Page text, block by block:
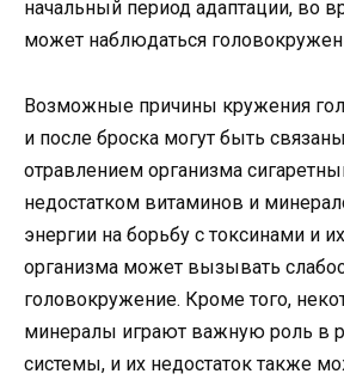
начальный период адаптации, во
может наблюдаться
Возможные причины кружения
и после броска могут быть
отравлением организма
недостатком витаминов и
энергии на борьбу с токсинами и
организма может вызывать
головокружение. Кроме того,
минералы играют важную роль в
системы, и их недостаток также